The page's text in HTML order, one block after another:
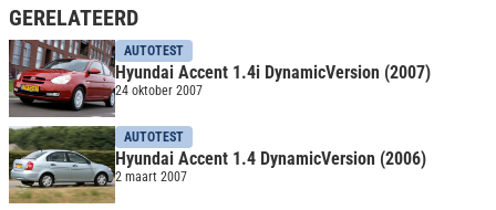
GERELATEERD
AUTOTEST
Hyundai Accent 1.4i DynamicVersion (2007)
24 oktober 2007
AUTOTEST
Hyundai Accent 1.4 DynamicVersion (2006)
2 maart 2007